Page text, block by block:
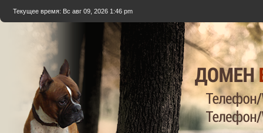
Текущее время: Вс авг 09, 2026 1:46 pm